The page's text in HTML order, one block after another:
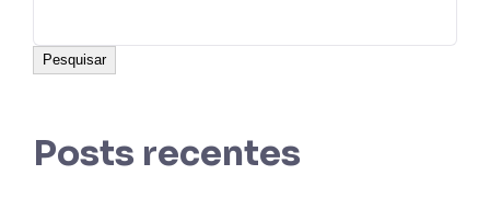
Pesquisar
Posts recentes